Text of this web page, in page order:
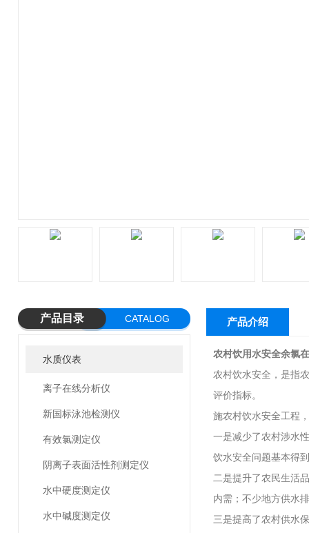
产品目录 CATALOG
水质仪表
离子在线分析仪
新国标泳池检测仪
有效氯测定仪
阴离子表面活性剂测定仪
水中硬度测定仪
水中碱度测定仪
产品介绍
农村饮用水安全余氯
农村饮水安全，是指
评价指标。
施农村饮水安全工程
一是减少了农村涉水
饮水安全问题基本得
二是提升了农民生活
内需；不少地方供水
三是提高了农村供水